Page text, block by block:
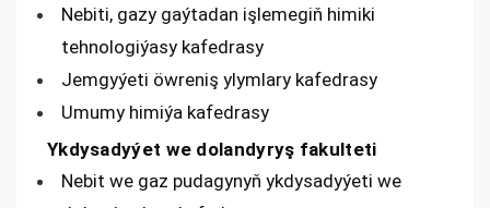
Nebiti, gazy gaýtadan işlemegiň himiki
tehnologiýasy kafedrasy
Jemgyýeti öwreniş ylymlary kafedrasy
Umumy himiýa kafedrasy
Ykdysadyýet we dolandyryş fakulteti
Nebit we gaz pudagynyň ykdysadyýeti we